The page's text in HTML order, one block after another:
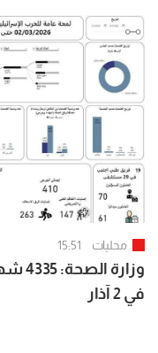
محليات 15:51
في 2 آذار